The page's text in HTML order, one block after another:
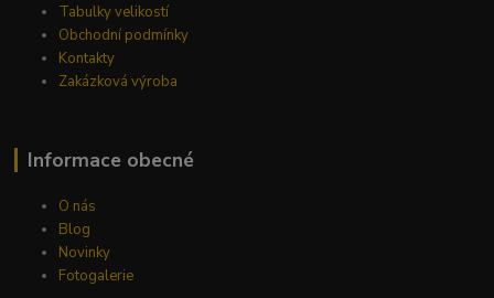
Tabulky velikostí
Obchodní podmínky
Kontakty
Zakázková výroba
Informace obecné
O nás
Blog
Novinky
Fotogalerie